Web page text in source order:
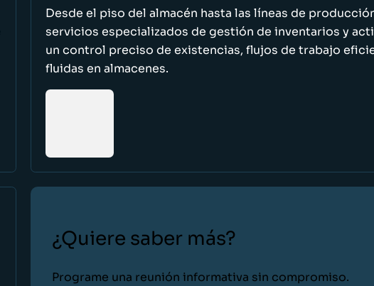
Desde el piso del almacén hasta las líneas de
servicios especializados de gestión de inventarios y
un control preciso de existencias, flujos de trabajo
fluidas en almacenes.
¿Quiere saber más?
Programe una reunión informativa sin compromiso.